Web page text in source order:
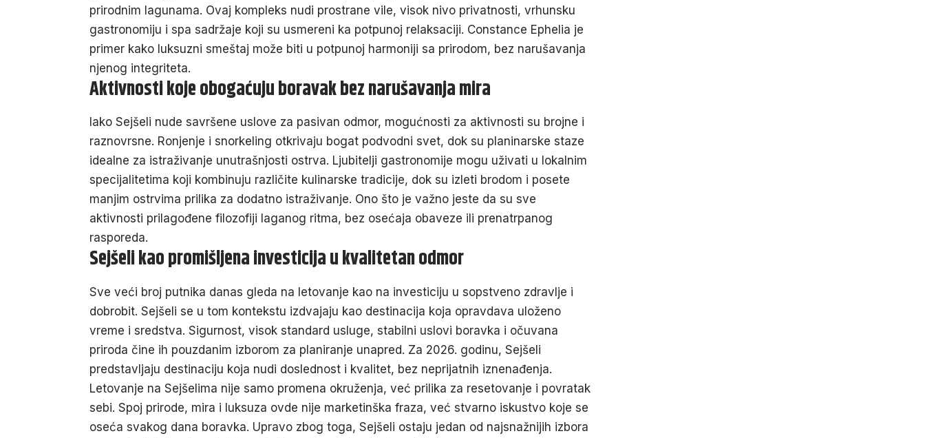
prirodnim lagunama. Ovaj kompleks nudi prostrane vile, visok nivo privatnosti, vrhunsku
gastronomiju i spa sadržaje koji su usmereni ka potpunoj relaksaciji. Constance Ephelia je
primer kako luksuzni smeštaj može biti u potpunoj harmoniji sa prirodom, bez narušavanja
njenog integriteta.
Aktivnosti koje obogaćuju boravak bez narušavanja mira
Iako Sejšeli nude savršene uslove za pasivan odmor, mogućnosti za aktivnosti su brojne i
raznovrsne. Ronjenje i snorkeling otkrivaju bogat podvodni svet, dok su planinarske staze
idealne za istraživanje unutrašnjosti ostrva. Ljubitelji gastronomije mogu uživati u lokalnim
specijalitetima koji kombinuju različite kulinarske tradicije, dok su izleti brodom i posete
manjim ostrvima prilika za dodatno istraživanje. Ono što je važno jeste da su sve
aktivnosti prilagođene filozofiji laganog ritma, bez osećaja obaveze ili prenatrpanog
rasporeda.
Sejšeli kao promišljena investicija u kvalitetan odmor
Sve veći broj putnika danas gleda na letovanje kao na investiciju u sopstveno zdravlje i
dobrobit. Sejšeli se u tom kontekstu izdvajaju kao destinacija koja opravdava uloženo
vreme i sredstva. Sigurnost, visok standard usluge, stabilni uslovi boravka i očuvana
priroda čine ih pouzdanim izborom za planiranje unapred. Za 2026. godinu, Sejšeli
predstavljaju destinaciju koja nudi doslednost i kvalitet, bez neprijatnih iznenađenja.
Letovanje na Sejšelima nije samo promena okruženja, već prilika za resetovanje i povratak
sebi. Spoj prirode, mira i luksuza ovde nije marketinška fraza, već stvarno iskustvo koje se
oseća svakog dana boravka. Upravo zbog toga, Sejšeli ostaju jedan od najsnažnijih izbora